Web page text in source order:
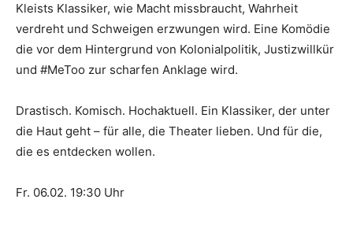
Kleists Klassiker, wie Macht missbraucht, Wahrheit
verdreht und Schweigen erzwungen wird. Eine Komödie
die vor dem Hintergrund von Kolonialpolitik, Justizwillkür
und #MeToo zur scharfen Anklage wird.
Drastisch. Komisch. Hochaktuell. Ein Klassiker, der unter
die Haut geht – für alle, die Theater lieben. Und für die,
die es entdecken wollen.
Fr. 06.02. 19:30 Uhr